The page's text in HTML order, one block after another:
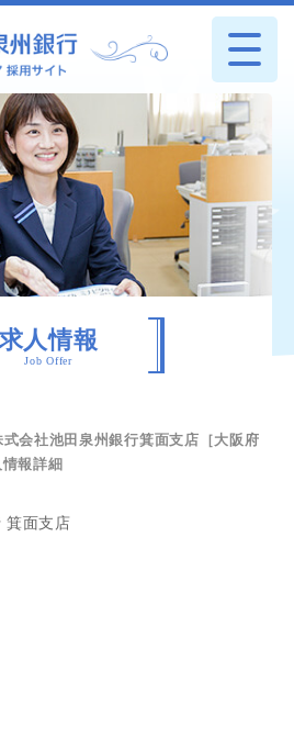
求人情報
Job Offer
式会社池田泉州銀行箕面支店［大阪府
報詳細